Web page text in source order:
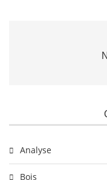
Analyse
Bois